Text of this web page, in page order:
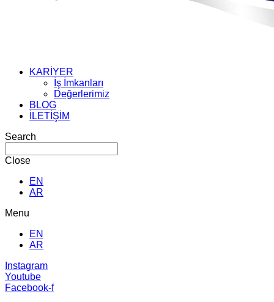
KARİYER
İş İmkanları
Değerlerimiz
BLOG
İLETİŞİM
Search
Close
EN
AR
Menu
EN
AR
Instagram
Youtube
Facebook-f